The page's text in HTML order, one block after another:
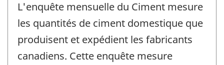
L'enquête mensuelle du Ciment mesure
les quantités de ciment domestique que
produisent et expédient les fabricants
canadiens. Cette enquête mesure